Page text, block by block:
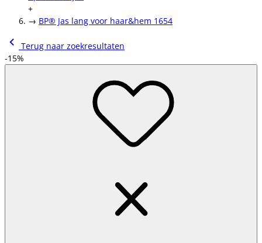
+
→ BP® Jas lang voor haar&hem 1654
Terug naar zoekresultaten
-15%